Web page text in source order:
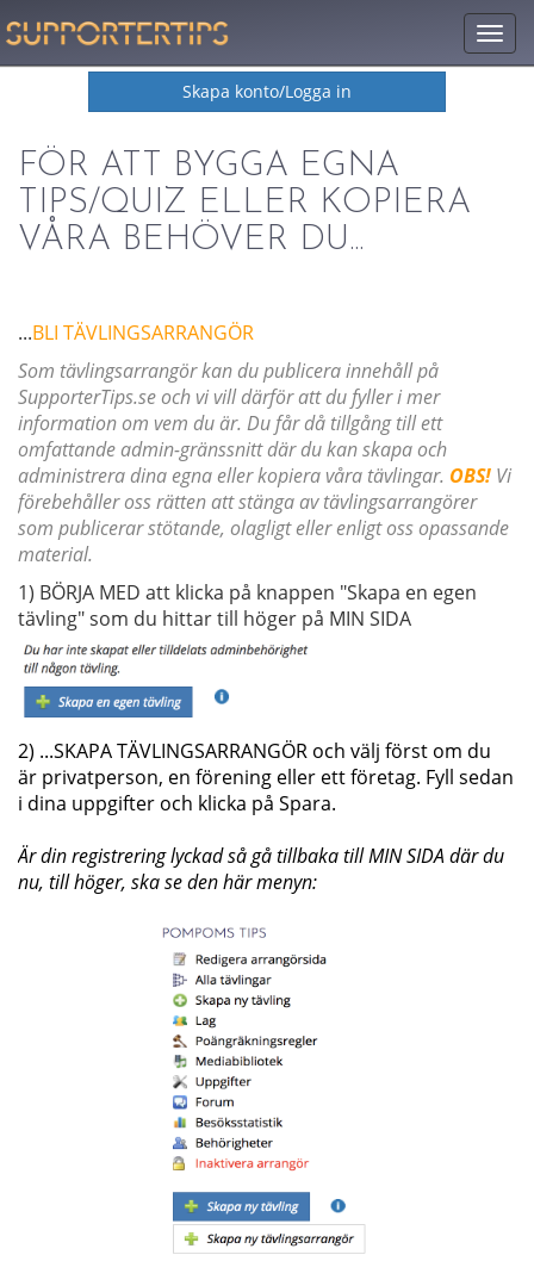
Skapa konto/Logga in
FÖR ATT BYGGA EGNA
TIPS/QUIZ ELLER KOPIERA
VÅRA BEHÖVER DU...
...BLI TÄVLINGSARRANGÖR
Som tävlingsarrangör kan du publicera innehåll på
SupporterTips.se och vi vill därför att du fyller i mer
information om vem du är. Du får då tillgång till ett
omfattande admin-gränssnitt där du kan skapa och
administrera dina egna eller kopiera våra tävlingar. OBS! Vi
förebehåller oss rätten att stänga av tävlingsarrangörer
som publicerar stötande, olagligt eller enligt oss opassande
material.
1) BÖRJA MED att klicka på knappen "Skapa en egen
tävling" som du hittar till höger på MIN SIDA
2) ...SKAPA TÄVLINGSARRANGÖR och välj först om du
är privatperson, en förening eller ettföretag. Fyll sedan
i dina uppgifter och klicka på Spara.
Är din registrering lyckad så gå tillbaka till MIN SIDA där du
nu, till höger, ska se den här menyn: